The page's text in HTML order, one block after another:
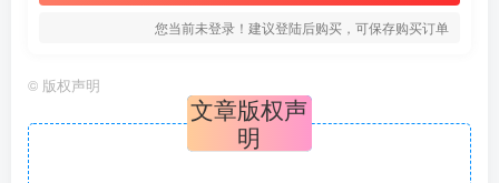
您当前未登录！建议登陆后购买，可保存购买订单
© 版权声明
文章版权声
明